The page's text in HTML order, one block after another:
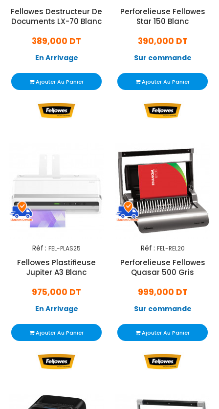
Fellowes Destructeur De
Documents LX-70 Blanc
389,000 DT
En Arrivage
Ajouter Au Panier
Perforelieuse Fellowes
Star 150 Blanc
390,000 DT
Sur commande
Ajouter Au Panier
Réf : FEL-PLAS25
Fellowes Plastifieuse
Jupiter A3 Blanc
975,000 DT
En Arrivage
Ajouter Au Panier
Réf : FEL-REL20
Perforelieuse Fellowes
Quasar 500 Gris
999,000 DT
Sur commande
Ajouter Au Panier